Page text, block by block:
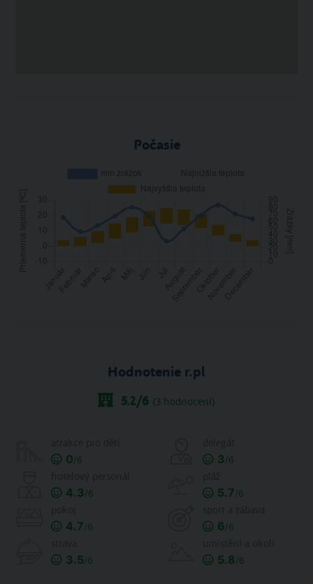
Počasie
Hodnotenie r.pl
5.2/6 (3 hodnocení)
0/6 3/6
4.3/6 5.7/6
4.7/6 6/6
3.5/6 5.8/6